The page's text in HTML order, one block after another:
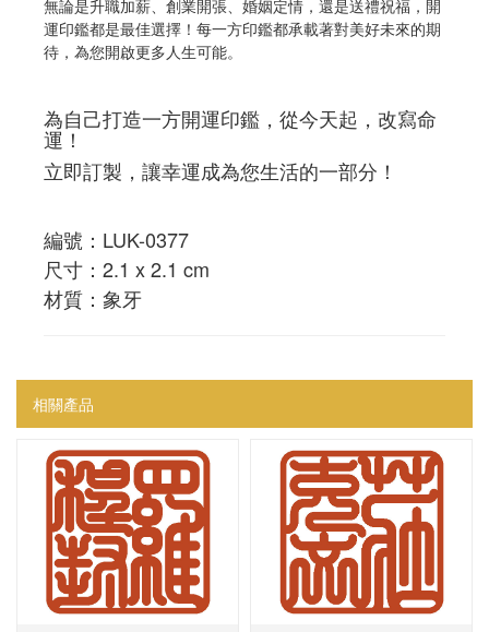
無論是升職加薪、創業開張、婚姻定情，還是送禮祝福，開
運印鑑都是最佳選擇！每一方印鑑都承載著對美好未來的期
待，為您開啟更多人生可能。
為自己打造一方開運印鑑，從今天起，改寫命
運！
立即訂製，讓幸運成為您生活的一部分！
編號：LUK-0377
尺寸：2.1 x 2.1 cm
材質：象牙
相關產品